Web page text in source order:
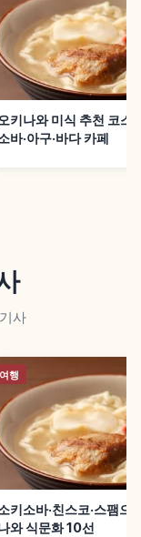
오키나와 미식 추천 코스
바·아구·바다 카페
사
여행
키소바·친스코·스팸으
와 식문화 10선